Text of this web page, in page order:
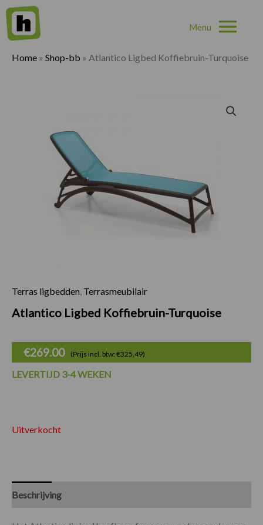
Home » Shop-bb » Atlantico Ligbed Koffiebruin-Turquoise
Terras ligbedden Terrasmeubilair
Atlantico Ligbed Koffiebruin-Turquoise
€269.00 (Prijs incl. btw: €325,49)
LEVERTIJD 3-4 WEKEN
Uitverkocht
Beschrijving